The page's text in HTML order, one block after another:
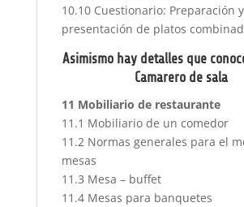
10.10 Cuestionario: Preparación y
presentación de platos
Asimismo hay detalles que
Camarero de sala
11 Mobiliario de restaurante
11.1 Mobiliario de un comedor
11.2 Normas generales para el
mesas
11.3 Mesa – buffet
11.4 Mesas para banquetes